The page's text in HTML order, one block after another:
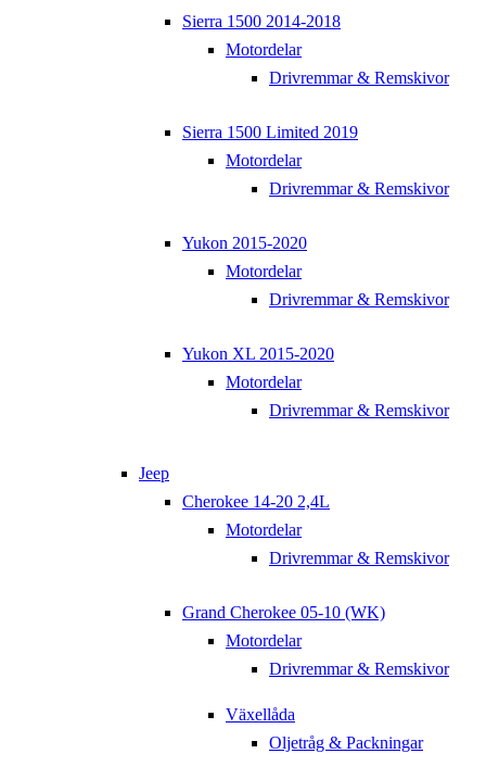
Sierra 1500 2014-2018
Motordelar
Drivremmar & Remskivor
Sierra 1500 Limited 2019
Motordelar
Drivremmar & Remskivor
Yukon 2015-2020
Motordelar
Drivremmar & Remskivor
Yukon XL 2015-2020
Motordelar
Drivremmar & Remskivor
Jeep
Cherokee 14-20 2,4L
Motordelar
Drivremmar & Remskivor
Grand Cherokee 05-10 (WK)
Motordelar
Drivremmar & Remskivor
Växellåda
Oljetråg & Packningar